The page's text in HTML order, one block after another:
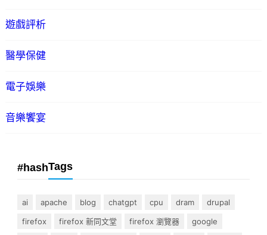
遊戲評析
醫學保健
電子娛樂
音樂饗宴
#hashTags
ai apache blog chatgpt cpu dram
drupal
firefox
firefox 新同文堂 firefox 瀏覽器
google